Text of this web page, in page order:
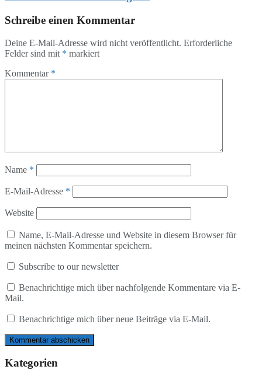
Schreibe einen Kommentar
Deine E-Mail-Adresse wird nicht veröffentlicht. Erforderliche
Felder sind mit * markiert
Kommentar *
Name *
E-Mail-Adresse *
Website
Name, E-Mail-Adresse und Website in diesem Browser für
meinen nächsten Kommentar speichern.
Subscribe to our newsletter
Benachrichtige mich über nachfolgende Kommentare via E-
Mail.
Benachrichtige mich über neue Beiträge via E-Mail.
Kategorien